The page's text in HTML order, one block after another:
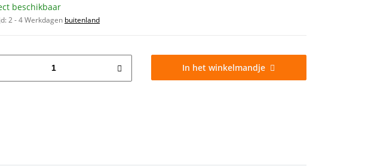
beschikbaar
2 - 4 Werkdagen buitenland
In het winkelmandje